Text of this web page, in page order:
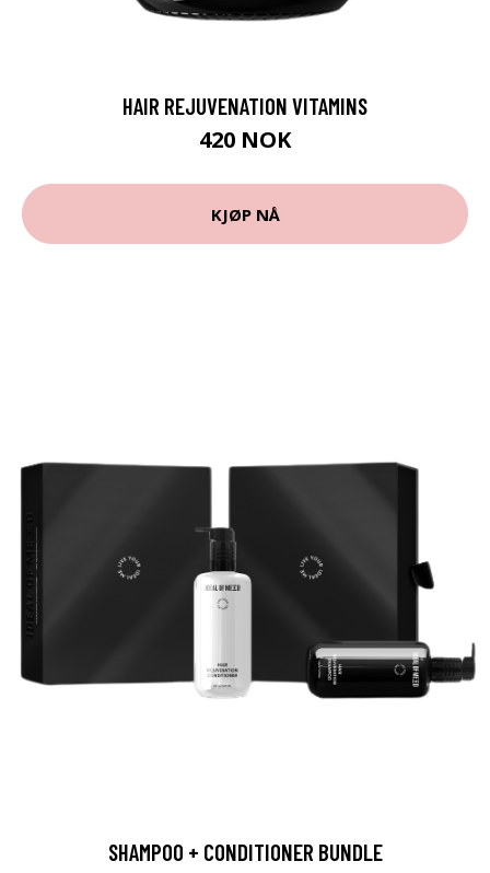
HAIR REJUVENATION VITAMINS
420 NOK
KJØP NÅ
SHAMPOO + CONDITIONER BUNDLE